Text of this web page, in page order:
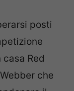
posti
Red
che